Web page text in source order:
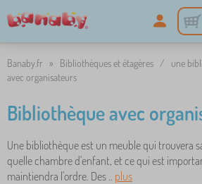
Banaby.fr » Bibliothèques et étagères / une
avec organisateurs
Bibliothèque avec
Une bibliothèque est un meuble qui trouvera
quelle chambre d'enfant, et ce qui est
maintiendra l'ordre. Des .. plus